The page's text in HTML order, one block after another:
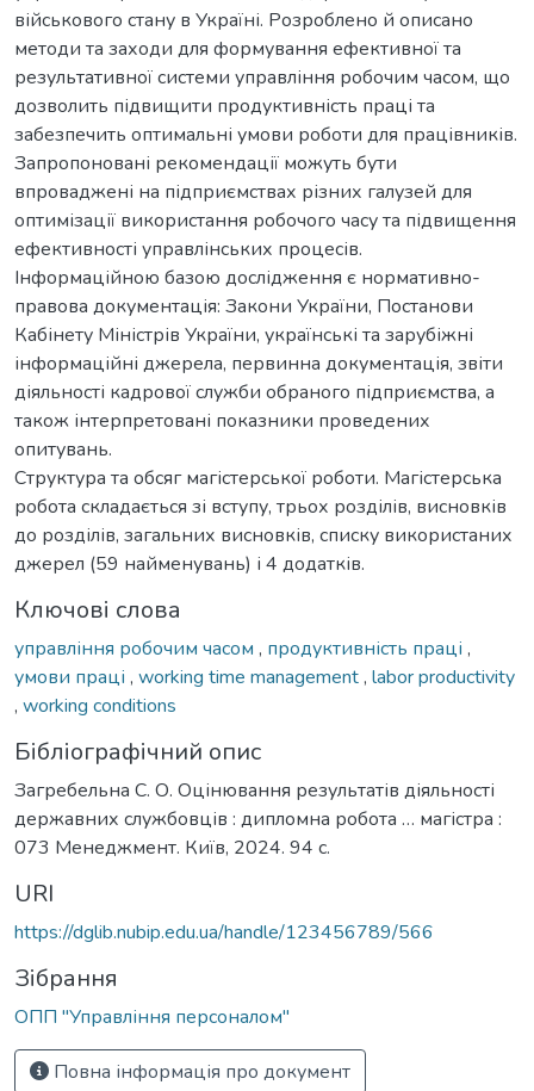
військового стану в Україні. Розроблено й описано
методи та заходи для формування ефективної та
результативної системи управління робочим часом, що
дозволить підвищити продуктивність праці та
забезпечить оптимальні умови роботи для працівників.
Запропоновані рекомендації можуть бути
впроваджені на підприємствах різних галузей для
оптимізації використання робочого часу та підвищення
ефективності управлінських процесів.
Інформаційною базою дослідження є нормативно-
правова документація: Закони України, Постанови
Кабінету Міністрів України, українські та зарубіжні
інформаційні джерела, первинна документація, звіти
діяльності кадрової служби обраного підприємства, а
також інтерпретовані показники проведених
опитувань.
Структура та обсяг магістерської роботи. Магістерська
робота складається зі вступу, трьох розділів, висновків
до розділів, загальних висновків, списку використаних
джерел (59 найменувань) і 4 додатків.
Ключові слова
управління робочим часом , продуктивність праці ,
умови праці , working time management, labor productivity
, working conditions
Бібліографічний опис
Загребельна С. О. Оцінювання результатів діяльності
державних службовців : дипломна робота … магістра :
073 Менеджмент. Київ, 2024. 94 с.
URI
https://dglib.nubip.edu.ua/handle/123456789/566
Зібрання
ОПП "Управління персоналом"
Повна інформація про документ